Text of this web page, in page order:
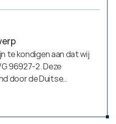
Informationstechnik)
te kondigen aan dat wij
96927-2. Deze
door de Duitse
Informationstechnik)